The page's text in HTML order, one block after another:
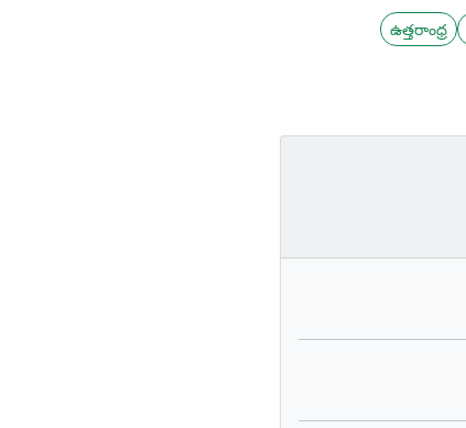
ఉత్తరాంధ్ర